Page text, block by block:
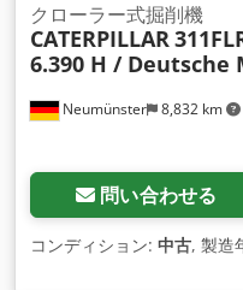
Neumünster 8,832 km
クローラー式掘削機
CATERPILLAR
6.390 H / Deutsche
問い合わせる
コンディション: 中古, 製造